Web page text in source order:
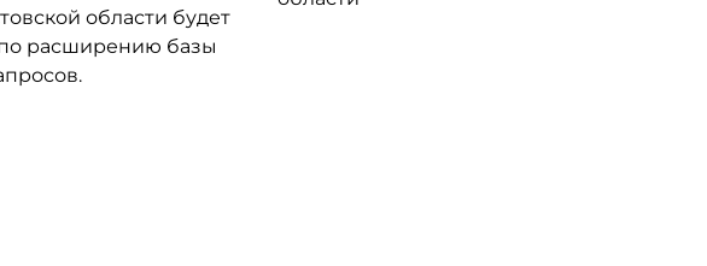
области будет
расширению базы